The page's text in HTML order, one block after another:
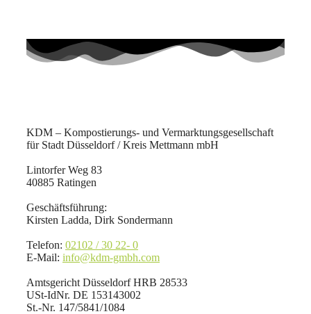
KDM – Kompostierungs- und Vermarktungsgesellschaft
für Stadt Düsseldorf / Kreis Mettmann mbH
Lintorfer Weg 83
40885 Ratingen
Geschäftsführung:
Kirsten Ladda, Dirk Sondermann
Telefon: 02102 / 30 22- 0
E-Mail: info@kdm-gmbh.com
Amtsgericht Düsseldorf HRB 28533
USt-IdNr. DE 153143002
St.-Nr. 147/5841/1084